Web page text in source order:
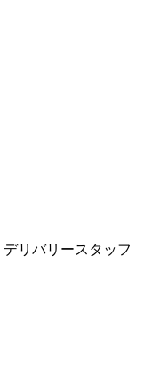
リバリースタッフ